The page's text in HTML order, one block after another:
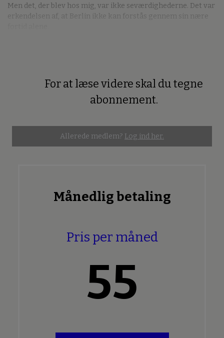
Men det, der blev hos mig, var ikke seværdighederne. Det var
erkendelsen af, at Berlin ikke kan forstås gennem sin nære
For at læse videre skal du tegne
abonnement.
Allerede medlem? Log ind her.
Månedlig betaling
Pris per måned
55